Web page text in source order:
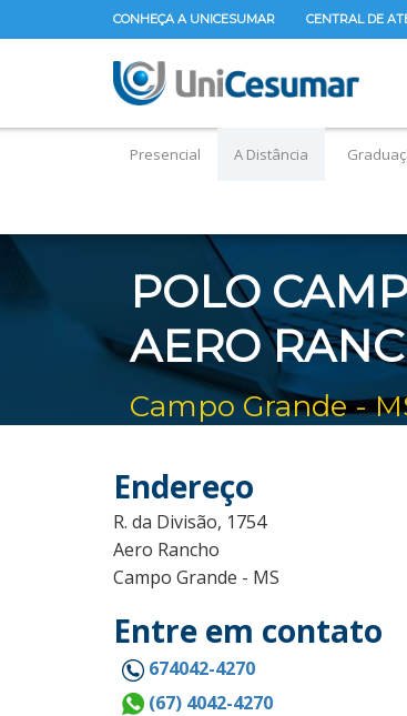
CONHEÇA A UNICESUMAR CENTRAL DE
Presencial A Distância
POLO
AERO
Campo Grande -
Endereço
R. da Divisão, 1754
Aero Rancho
Campo Grande - MS
Entre em contato
674042-4270
(67) 4042-4270